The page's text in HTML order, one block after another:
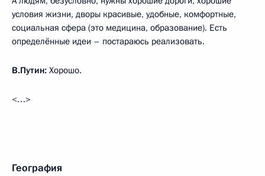
условия жизни, дворы красивые, удобные, комфортные,
социальная сфера (это медицина, образование). Есть
определённые идеи – постараюсь реализовать.
В.Путин: Хорошо.
<…>
География